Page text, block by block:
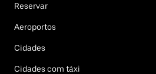
Reservar
Aeroportos
Cidades
Cidades com táxi